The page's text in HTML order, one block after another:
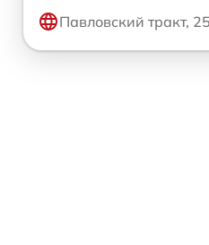
Павловский тракт,